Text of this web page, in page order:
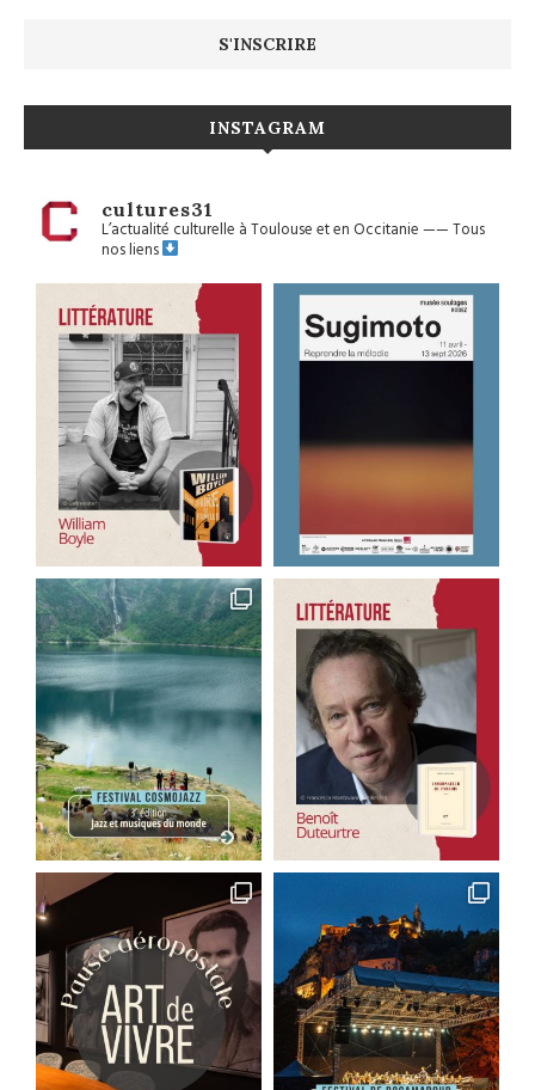
INSTAGRAM
cultures31
L’actualité culturelle à Toulouse et en Occitanie——Tous
nos liens